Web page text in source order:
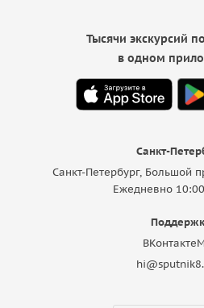
Санкт-
Санкт-Петербург, Большой
Ежедневно
ВКонтакте
Тысячи экскурсий
в одном